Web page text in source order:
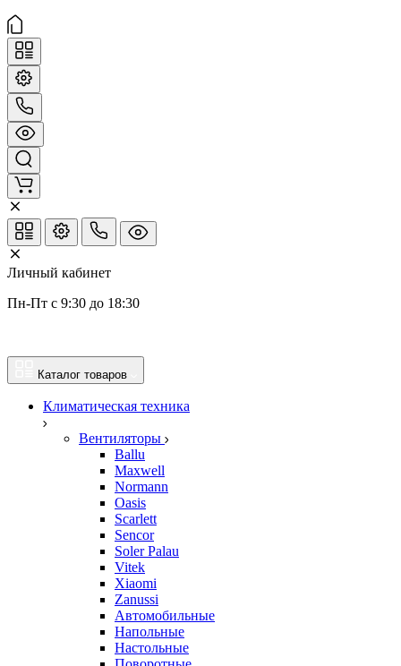
Личный кабинет
Пн-Пт с 9:30 до 18:30
Каталог товаров
Климатическая техника
Вентиляторы
Ballu
Maxwell
Normann
Oasis
Scarlett
Sencor
Soler Palau
Vitek
Xiaomi
Zanussi
Автомобильные
Напольные
Настольные